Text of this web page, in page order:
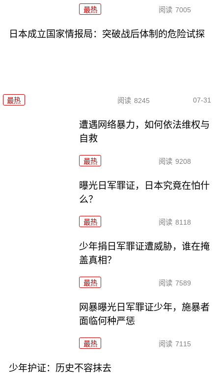
最热 阅读 7005
日本成立国家情报局：突破战后体制的危险试探
最热 阅读 8245 07-31
遭遇网络暴力，如何依法维权与
自救
最热 阅读 9208
曝光日军罪证，日本究竟在怕什
么？
最热 阅读 8118
少年捐日军罪证遭威胁，谁在掩
盖真相？
最热 阅读 7589
网暴曝光日军罪证少年，施暴者
面临何种严惩
最热 阅读 7115
少年护证：历史不容抹去